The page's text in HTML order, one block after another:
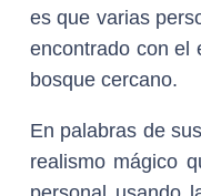
es que varias
encontrado con el
bosque cercano.
En palabras de
realismo mágico